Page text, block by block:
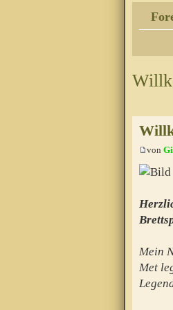
von
Mein
Met